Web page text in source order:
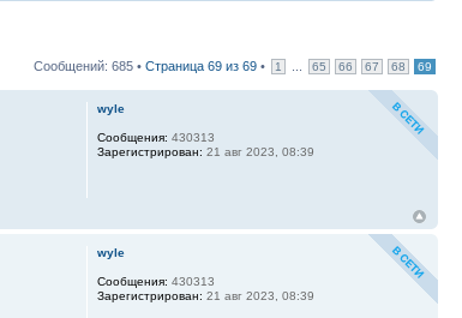
Сообщений: 685 • Страница 69 из 69 • 1 65 66 67 68 69
wyle
Сообщения: 430313
Зарегистрирован: 21 авг 2023, 08:39
wyle
Сообщения: 430313
Зарегистрирован: 21 авг 2023, 08:39